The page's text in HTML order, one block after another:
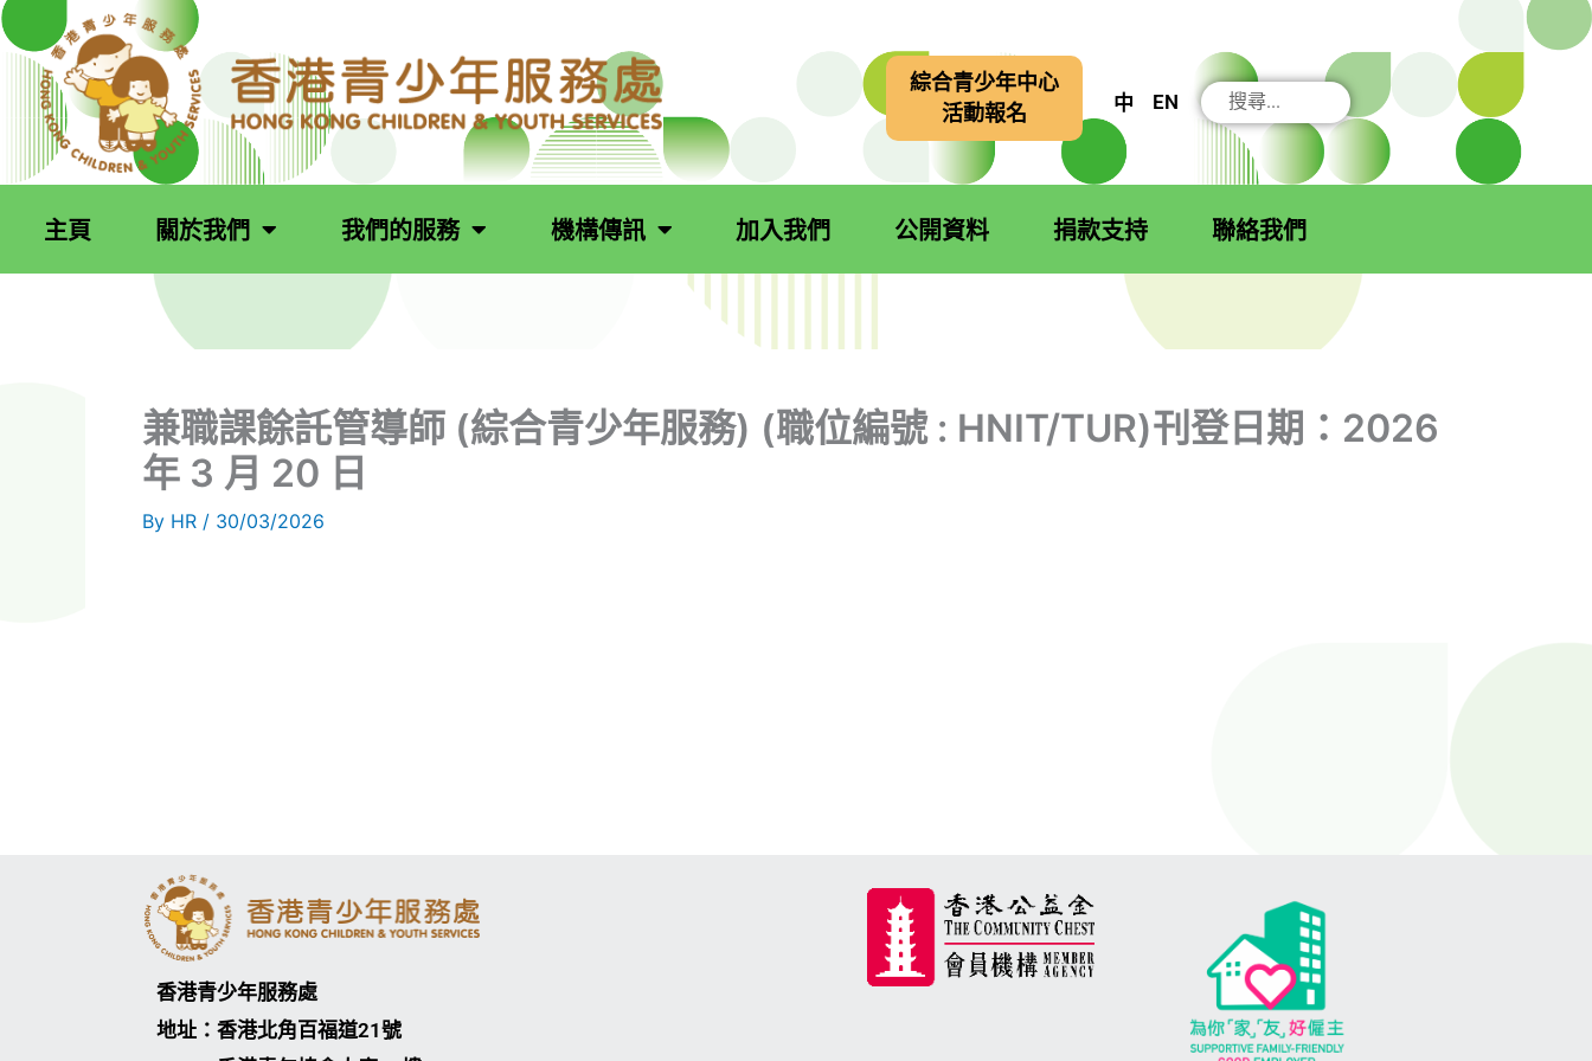
跳
至
綜合青少年中心
活動報名
中 EN
搜
尋
主頁 關於我們 我們的服務 機構傳訊 加入我們 公開資料 捐款支持 聯絡我們
兼職課餘託管導師 (綜合青少年服務) (職位編號 : HNIT/TUR)刊登日期：2026
年 3 月 20 日
By HR / 30/03/2026
香港青少年服務處
地址：香港北角百福道21號